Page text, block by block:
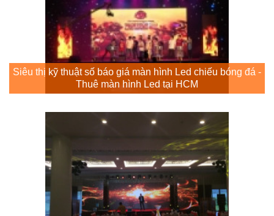
Siêu thị kỹ thuật số báo giá màn hình Led chiếu bóng đá -
Thuê màn hình Led tại HCM